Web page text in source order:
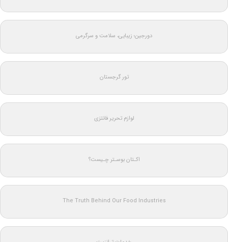
دورجین؛ زیبایی، سلامت و سرگرمی
تور گرجستان
لوازم تحریر فانتزی
اکـتان بوسـتر چـیست؟
The Truth Behind Our Food Industries